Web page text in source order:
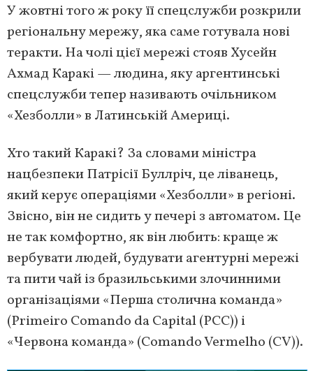
У жовтні того ж року її спецслужби розкрили
регіональну мережу, яка саме готувала нові
теракти. На чолі цієї мережі стояв Хусейн
Ахмад Каракі — людина, яку аргентинські
спецслужби тепер називають очільником
«Хезболли» в Латинській Америці.
Хто такий Каракі? За словами міністра
нацбезпеки Патрісії Буллріч, це ліванець,
який керує операціями «Хезболли» в регіоні.
Звісно, він не сидить у печері з автоматом. Це
не так комфортно, як він любить: краще ж
вербувати людей, будувати агентурні мережі
та пити чай із бразильськими злочинними
організаціями «Перша столична команда»
(Primeiro Comando da Capital (PCC)) і
«Червона команда» (Comando Vermelho (CV)).